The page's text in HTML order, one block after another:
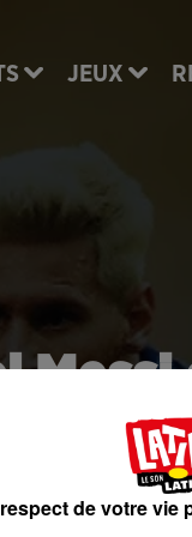
JEUX
Messi
2), pas si
de votre vie